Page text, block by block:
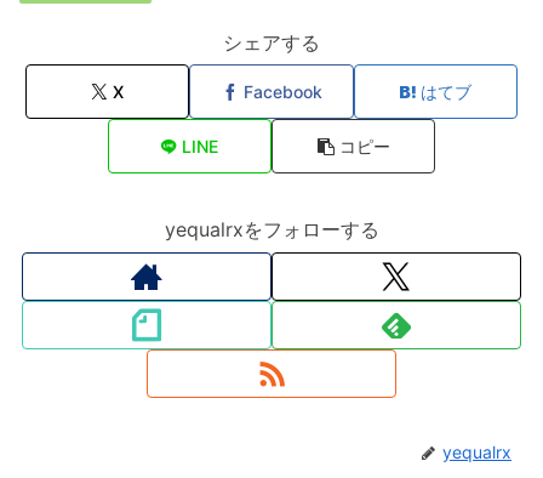
シェアする
X Facebook はてブ
LINE コピー
yequalrxをフォローする
yequalrx